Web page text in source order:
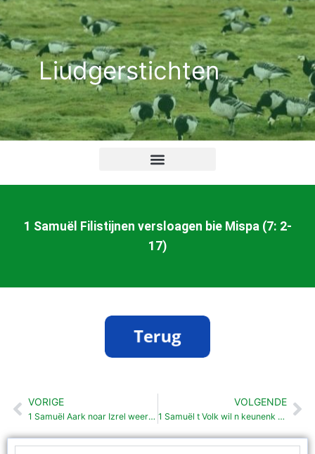
Ga
naar
de
inhoudLiudgerstichten
1 Samuël Filistijnen versloagen bie Mispa (7: 2-
17)
Vorige
VORIGE
1 Samuël Aark noar Izrel weerom stuurd (6:1-7:1)
VOLGENDE
1 Samuël t Volk wil n keunenk (8: 1-22)